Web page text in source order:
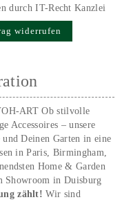
durch IT-Recht Kanzlei
widerrufen
Ob stilvolle
Accessoires – unsere
Deinen Garten in eine
in Paris, Birmingham,
Home & Garden
Showroom in Duisburg
zählt!Wir sind